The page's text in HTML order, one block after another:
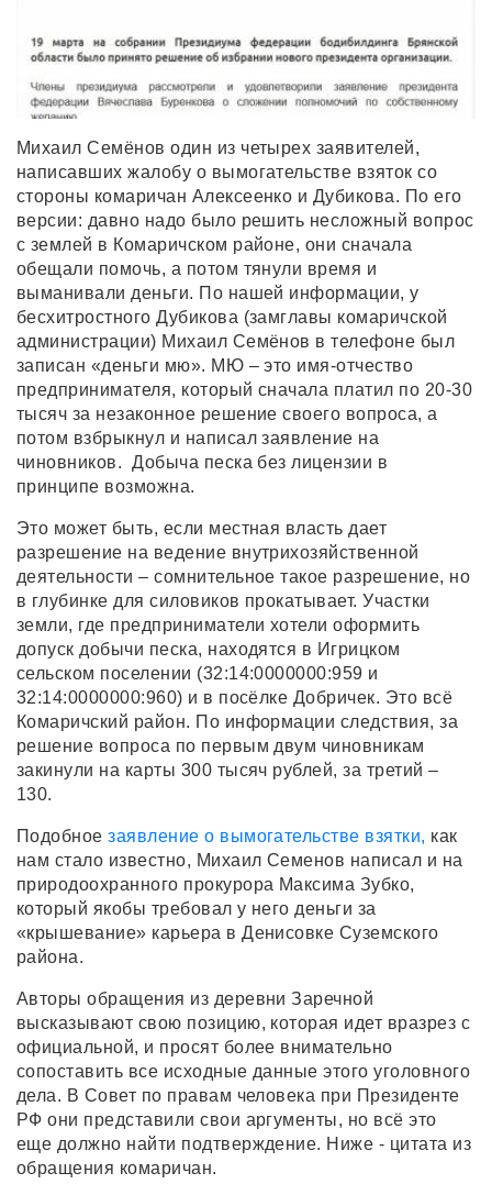
Михаил Семёнов один из четырех заявителей,
написавших жалобу о вымогательстве взяток со
стороны комаричан Алексеенко и Дубикова. По его
версии: давно надо было решить несложный вопрос
с землей в Комаричском районе, они сначала
обещали помочь, а потом тянули время и
выманивали деньги. По нашей информации, у
бесхитростного Дубикова (замглавы комаричской
администрации) Михаил Семёнов в телефоне был
записан «деньги мю». МЮ – это имя-отчество
предпринимателя, который сначала платил по 20-30
тысяч за незаконное решение своего вопроса, а
потом взбрыкнул и написал заявление на
чиновников. Добыча песка без лицензии в
принципе возможна.
Это может быть, если местная власть дает
разрешение на ведение внутрихозяйственной
деятельности – сомнительное такое разрешение, но
в глубинке для силовиков прокатывает. Участки
земли, где предприниматели хотели оформить
допуск добычи песка, находятся в Игрицком
сельском поселении (32:14:0000000:959 и
32:14:0000000:960) и в посёлке Добричек. Это всё
Комаричский район. По информации следствия, за
решение вопроса по первым двум чиновникам
закинули на карты 300 тысяч рублей, за третий –
130.
Подобноезаявление о вымогательстве взятки, как
нам стало известно, Михаил Семенов написал и на
природоохранного прокурора Максима Зубко,
который якобы требовал у него деньги за
«крышевание» карьера в Денисовке Суземского
района.
Авторы обращения из деревни Заречной
высказывают свою позицию, которая идет вразрез с
официальной, и просят более внимательно
сопоставить все исходные данные этого уголовного
дела. В Совет по правам человека при Президенте
РФ они представили свои аргументы, но всё это
еще должно найти подтверждение. Ниже - цитата из
обращения комаричан.